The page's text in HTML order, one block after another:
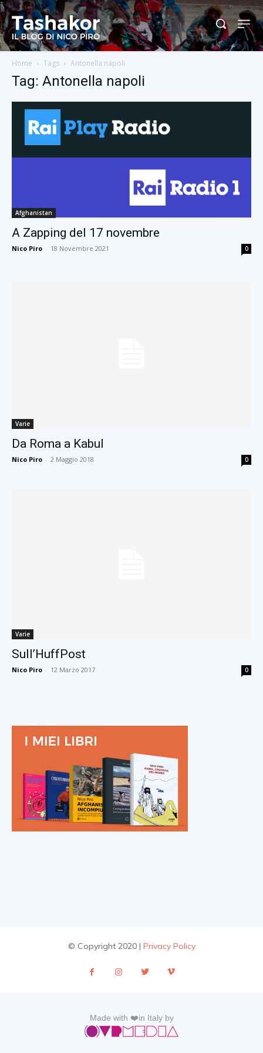
Home Tags Antonella napoli
Tag: Antonella napoli
Afghanistan
A Zapping del 17 novembre
Nico Piro - 18 Novembre 2021 0
Varie
Da Roma a Kabul
Nico Piro - 2 Maggio 2018 0
Varie
Sull’HuffPost
Nico Piro - 12 Marzo 2017 0
© Copyright 2020 | Privacy Policy
Made with ❤️in Italy by